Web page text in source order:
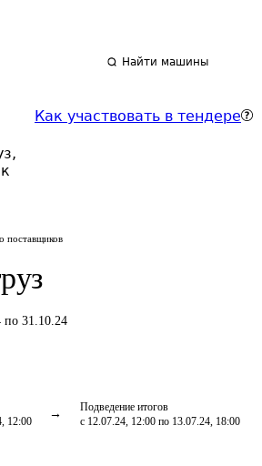
Найти машины
Как участвовать в тендере
поставщиков
по 31.10.24
12:00
Подведение итогов
с 12.07.24, 12:00 по 13.07.24, 18:00